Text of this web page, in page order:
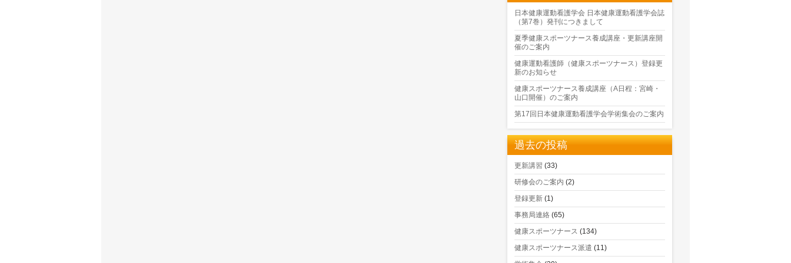
日本健康運動看護学会 日本健康運動看護学会誌
（第7巻）発刊につきまして
夏季健康スポーツナース養成講座・更新講座開
催のご案内
健康運動看護師（健康スポーツナース）登録更
新のお知らせ
健康スポーツナース養成講座（A日程：宮崎・
山口開催）のご案内
第17回日本健康運動看護学会学術集会のご案内
過去の投稿
更新講習 (33)
研修会のご案内 (2)
登録更新 (1)
事務局連絡 (65)
健康スポーツナース (134)
健康スポーツナース派遣 (11)